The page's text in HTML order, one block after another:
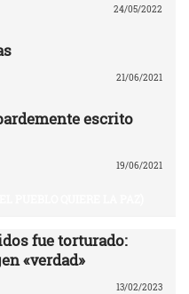
24/05/2022
21/06/2021
escrito
19/06/2021
fue torturado:
«verdad»
13/02/2023